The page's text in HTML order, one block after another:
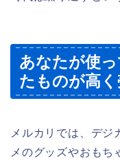
あなたが使
たものが高
メルカリでは、デジ
メのグッズやおもち